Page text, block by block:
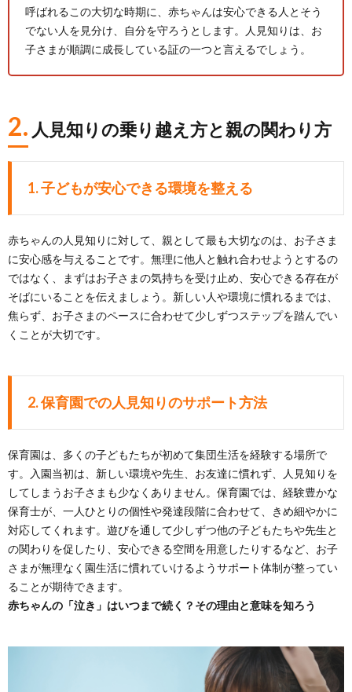
呼ばれるこの大切な時期に、赤ちゃんは安心できる人とそう
でない人を見分け、自分を守ろうとします。人見知りは、お
子さまが順調に成長している証の一つと言えるでしょう。
2. 人見知りの乗り越え方と親の関わり方
1. 子どもが安心できる環境を整える
赤ちゃんの人見知りに対して、親として最も大切なのは、お子さま
に安心感を与えることです。無理に他人と触れ合わせようとするの
ではなく、まずはお子さまの気持ちを受け止め、安心できる存在が
そばにいることを伝えましょう。新しい人や環境に慣れるまでは、
焦らず、お子さまのペースに合わせて少しずつステップを踏んでい
くことが大切です。
2. 保育園での人見知りのサポート方法
保育園は、多くの子どもたちが初めて集団生活を経験する場所で
す。入園当初は、新しい環境や先生、お友達に慣れず、人見知りを
してしまうお子さまも少なくありません。保育園では、経験豊かな
保育士が、一人ひとりの個性や発達段階に合わせて、きめ細やかに
対応してくれます。遊びを通して少しずつ他の子どもたちや先生と
の関わりを促したり、安心できる空間を用意したりするなど、お子
さまが無理なく園生活に慣れていけるようサポート体制が整ってい
ることが期待できます。
赤ちゃんの「泣き」はいつまで続く？その理由と意味を知ろう